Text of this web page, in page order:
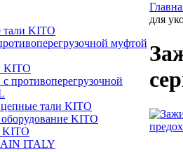
KITO
муфтой
KITO
противоперегрузочной
тали KITO
KITO
KITO
ITALY
для